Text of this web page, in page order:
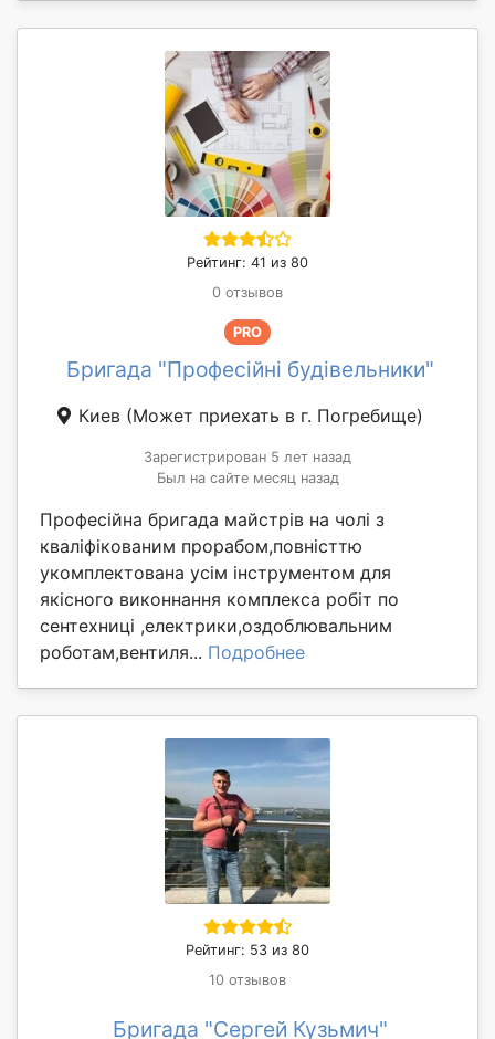
Рейтинг: 41 из 80
0 отзывов
PRO
Бригада "Професійні будівельники"
Киев (Может приехать в г. Погребище)
Зарегистрирован 5 лет назад
Был на сайте месяц назад
Професійна бригада майстрів на чолі з
кваліфікованим прорабом,повністтю
укомплектована усім інструментом для
якісного виконнання комплекса робіт по
сентехниці ,електрики,оздоблювальним
роботам,вентиля... Подробнее
Рейтинг: 53 из 80
10 отзывов
Бригада "Сергей Кузьмич"